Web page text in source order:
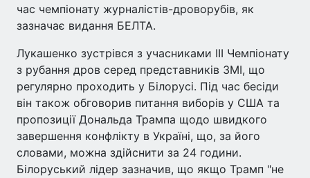
час чемпіонату журналістів-дроворубів, як
зазначає видання БЕЛТА.
Лукашенко зустрівся з учасниками ІІІ Чемпіонату
з рубання дров серед представників ЗМІ, що
регулярно проходить у Білорусі. Під час бесіди
він також обговорив питання виборів у США та
пропозиції Дональда Трампа щодо швидкого
завершення конфлікту в Україні, що, за його
словами, можна здійснити за 24 години.
Білоруський лідер зазначив, що якщо Трамп "не